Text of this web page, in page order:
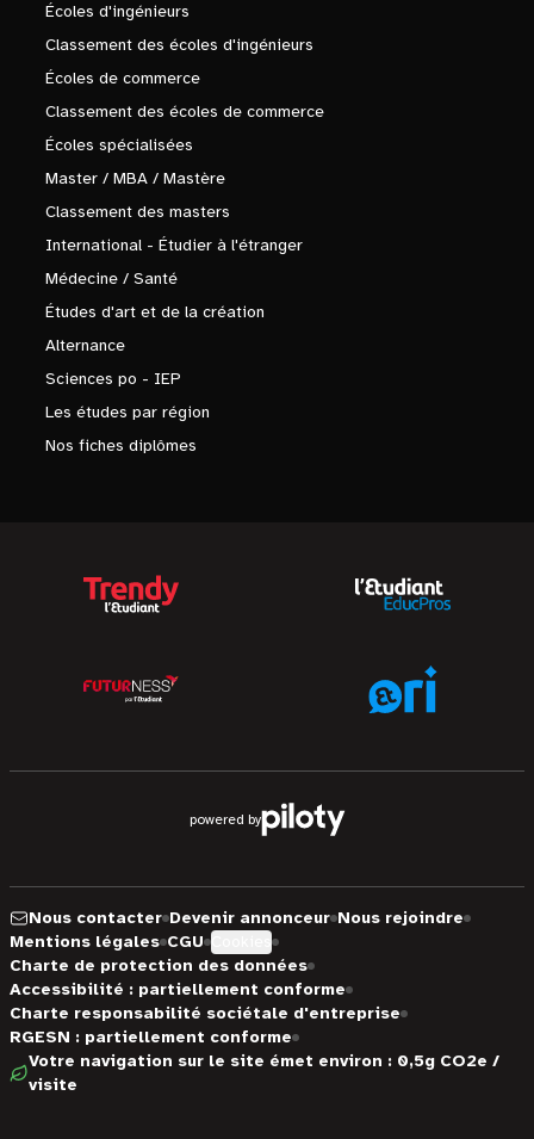
Écoles d'ingénieurs
Classement des écoles d'ingénieurs
Écoles de commerce
Classement des écoles de commerce
Écoles spécialisées
Master / MBA / Mastère
Classement des masters
International - Étudier à l'étranger
Médecine / Santé
Études d'art et de la création
Alternance
Sciences po - IEP
Les études par région
Nos fiches diplômes
powered by
Nous contacter Devenir annonceur Nous rejoindre
Mentions légales CGU
Charte de protection des données
Accessibilité : partiellement conforme
Charte responsabilité sociétale d'entreprise
RGESN : partiellement conforme
Votre navigation sur le site émet environ : 0,5g CO2e /
visite